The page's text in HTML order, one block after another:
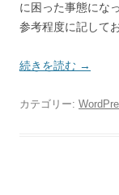
に困った事態にな
参考程度に記してお
続きを読む →
カテゴリー: